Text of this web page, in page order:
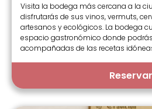
Visita la bodega más cercana a la
disfrutarás de sus vinos, vermuts,
artesanos y ecológicos. La bodega
espacio gastronómico donde
acompañadas de las recetas
Reservar